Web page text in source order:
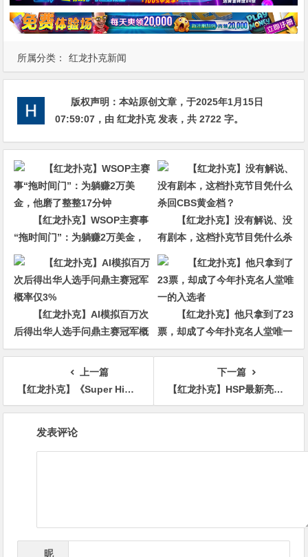
所属分类： 红龙扑克新闻
版权声明：本站原创文章，于2025年1月15日
07:59:07 ，由红龙扑克发表，共 2722 字。
【红龙扑克】WSOP主赛事
“拖时间门”：为躺赚2万美金，
他磨了整整17分钟
【红龙扑克】没有解说、没
有剧本，这档扑克节目凭什么杀
回CBS黄金档？
【红龙扑克】AI模拟百万次
后得出华人选手问鼎主赛冠军概
率仅3%
【红龙扑克】他只拿到了23
票，却成了今年扑克名人堂唯一
的入选者
上一篇
【红龙扑克】《Super High stakes Week》首日战况激烈 曾玲琳对决Dylan成焦点 Dylan成最大收益者
下一篇
【红龙扑克】HSP最新亮点：外卖软件创始人Stanley Tang大杀四方
发表评论
昵